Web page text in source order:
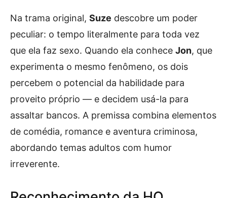
Na trama original, Suze descobre um poder
peculiar: o tempo literalmente para toda vez
que ela faz sexo. Quando ela conhece Jon, que
experimenta o mesmo fenômeno, os dois
percebem o potencial da habilidade para
proveito próprio — e decidem usá-la para
assaltar bancos. A premissa combina elementos
de comédia, romance e aventura criminosa,
abordando temas adultos com humor
irreverente.